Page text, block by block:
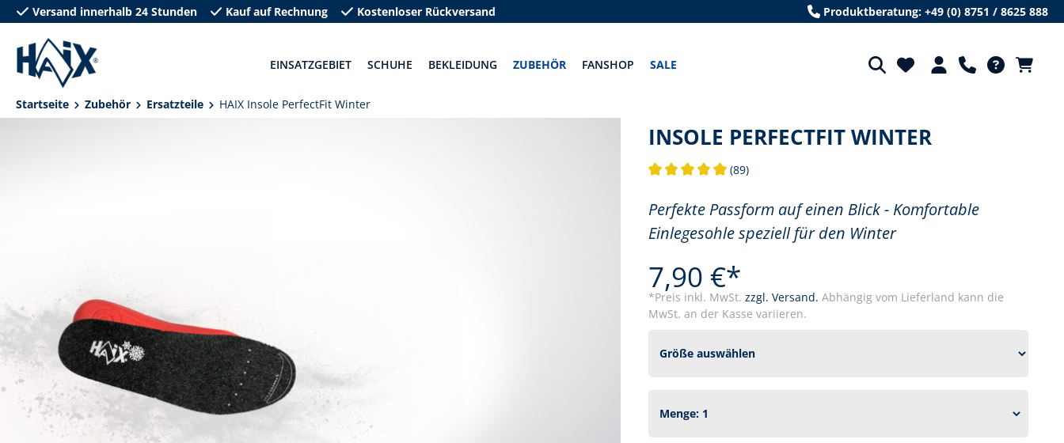
Zur Hauptnavigation springen
Versand innerhalb 24 Stunden Kauf auf Rechnung Kostenloser Rückversand Produktberatung: +49 (0) 8751 / 8625 888
EINSATZGEBIET SCHUHE BEKLEIDUNG ZUBEHÖR FANSHOP SALE
Startseite Zubehör Ersatzteile HAIX Insole PerfectFit Winter
INSOLE PERFECTFIT WINTER
(89)
Perfekte Passform auf einen Blick - Komfortable
Einlegesohle speziell für den Winter
7,90 €*
*Preis inkl. MwSt. zzgl. Versand. Abhängig vom Lieferland kann die
MwSt. an der Kasse variieren.